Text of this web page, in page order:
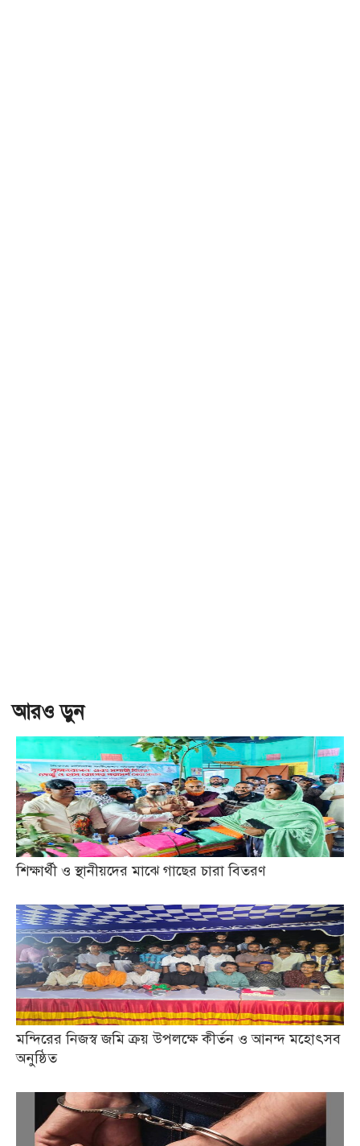
আরও ড়ুন
শিক্ষার্থী ও স্থানীয়দের মাঝে গাছের চারা বিতরণ
মন্দিরের নিজস্ব জমি ক্রয় উপলক্ষে কীর্তন ও আনন্দ মহোৎসব
অনুষ্ঠিত